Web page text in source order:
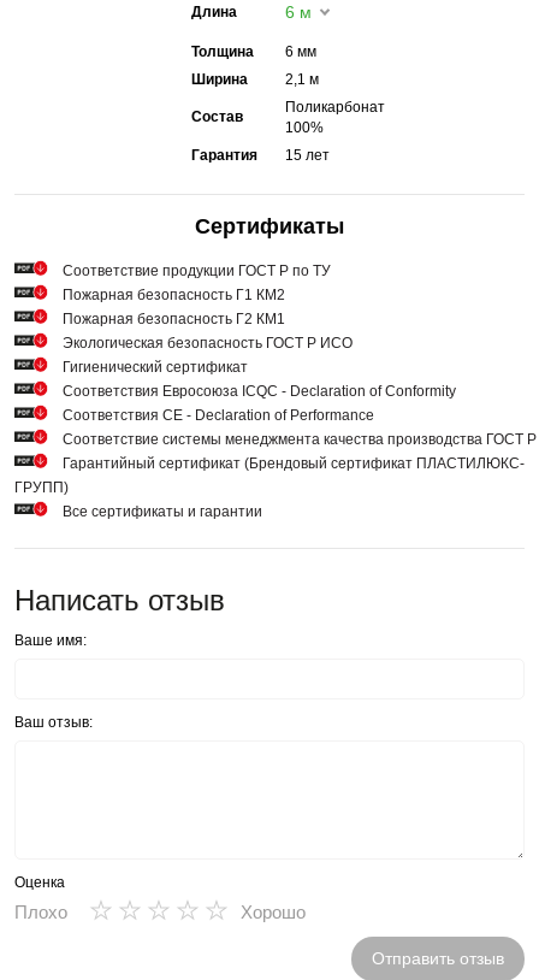
Длина 6 м
Толщина
6 мм
Ширина
2,1 м
Состав
Поликарбонат
100%
Гарантия
15 лет
Сертификаты
Cоответствие продукции ГОСТ Р по ТУ
Пожарная безопасность Г1 КМ2
Пожарная безопасность Г2 КМ1
Экологическая безопасность ГОСТ Р ИСО
Гигиенический сертификат
Соответствия Евросоюза ICQC - Declaration of Conformity
Соответствия СЕ - Declaration of Performance
Соответствие системы менеджмента качества производства ГОСТ
Гарантийный сертификат (Брендовый сертификат ПЛАСТИЛЮКС-
ГРУПП)
Все сертификаты и гарантии
Написать отзыв
Ваше имя:
Ваш отзыв:
Оценка
Плохо ★
★
★
★
★ Хорошо
Отправить отзыв